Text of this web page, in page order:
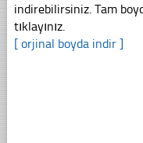
indirebilirsiniz. Tam
tıklayınız.
[ orjinal boyda indir ]